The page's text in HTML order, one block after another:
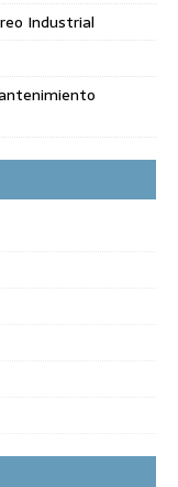
Industrial